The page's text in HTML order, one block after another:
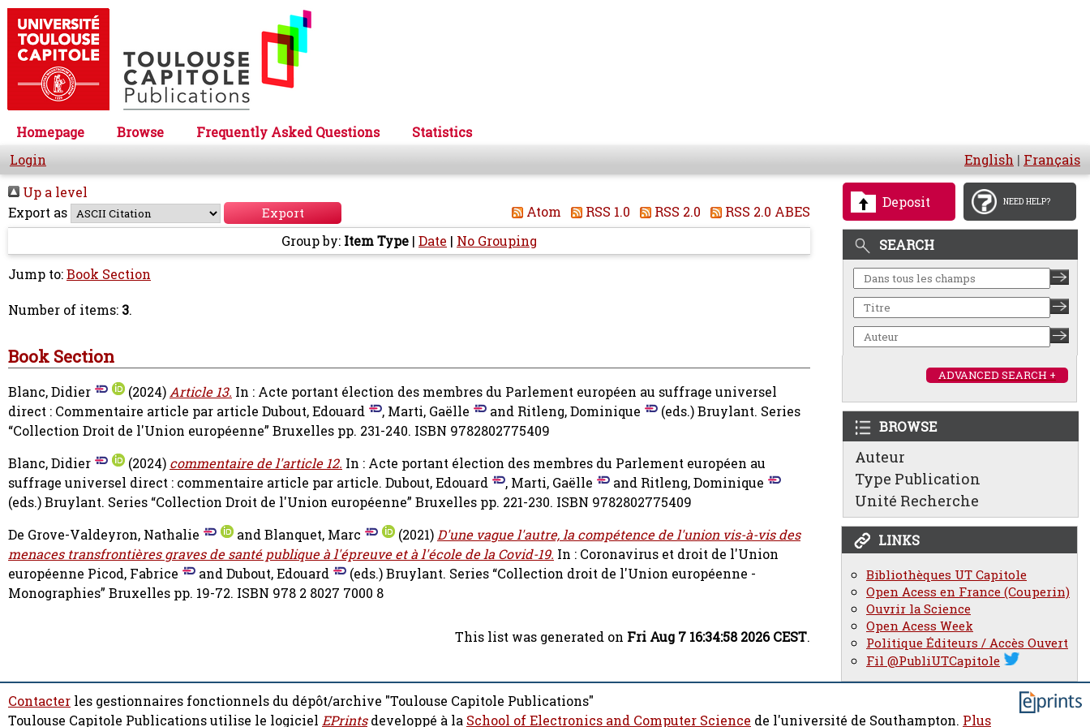
Homepage Browse Frequently Asked Questions
Statistics
Login
English | Français
Deposit NEED HELP?
SEARCH
ADVANCED SEARCH +
BROWSE
Auteur
Type Publication
Unité Recherche
LINKS
Bibliothèques UT Capitole
Open Acess en France (Couperin)
Ouvrir la Science
Open Acess Week
Politique Éditeurs / Accès Ouvert
Fil @PubliUTCapitole
Up a level
Export as
Atom RSS 1.0 RSS 2.0
RSS 2.0 ABES
Group by: Item Type | Date | No Grouping
Jump to:Book Section
Number of items: 3.
Book Section
Blanc, Didier (2024)Article 13. In : Acte portant élection des membres du Parlement européen au suffrage universel
direct : Commentaire article par article Dubout, Edouard , Marti, Gaëlle and Ritleng, Dominique
(eds.) Bruylant. Series
“Collection Droit de l'Union européenne” Bruxelles pp. 231-240. ISBN 9782802775409
Blanc, Didier
(2024) commentaire de l'article 12. In : Acte portant élection des membres du Parlement européen au
suffrage universel direct : commentaire article par article. Dubout, Edouard , Marti, Gaëlle and Ritleng, Dominique
(eds.) Bruylant. Series “Collection Droit de l'Union européenne” Bruxelles pp. 221-230. ISBN 9782802775409
De Grove-Valdeyron, Nathalie
andBlanquet, Marc (2021)D'une vague l'autre, la compétence de l'union vis-à-vis des
menaces transfrontières graves de santé publique à l'épreuve et à l'école de la Covid-19. In : Coronavirus et droit de l'Union
européenne Picod, Fabrice andDubout, Edouard
(eds.) Bruylant. Series “Collection droit de l'Union européenne -
Monographies” Bruxelles pp. 19-72. ISBN 978 2 8027 7000 8
This list was generated on Fri Aug 7 16:34:58 2026 CEST.
Contacter les gestionnaires fonctionnels du dépôt/archive "Toulouse Capitole Publications"
Toulouse Capitole Publications utilise le logiciel EPrintsdeveloppé à la School of Electronics and Computer Science de l'université de Southampton. Plus